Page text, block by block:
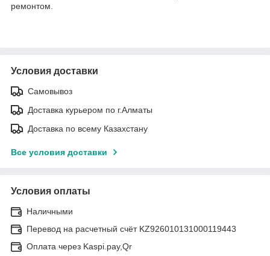
ремонтом.
Условия доставки
Самовывоз
Доставка курьером по г.Алматы
Доставка по всему Казахстану
Все условия доставки
Условия оплаты
Наличными
Перевод на расчетный счёт KZ926010131000119443
Оплата через Kaspi.pay,Qr